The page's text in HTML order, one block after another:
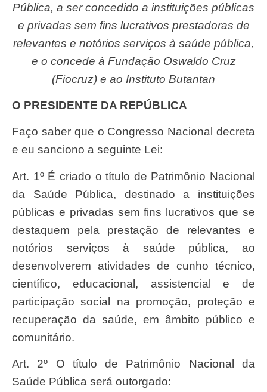
Pública, a ser concedido a instituições públicas
e privadas sem fins lucrativos prestadoras de
relevantes e notórios serviços à saúde pública,
e o concede à Fundação Oswaldo Cruz
(Fiocruz) e ao Instituto Butantan
O PRESIDENTE DA REPÚBLICA
Faço saber que o Congresso Nacional decreta
e eu sanciono a seguinte Lei:
Art. 1º É criado o título de Patrimônio Nacional
da Saúde Pública, destinado a instituições
públicas e privadas sem fins lucrativos que se
destaquem pela prestação de relevantes e
notórios serviços à saúde pública, ao
desenvolverem atividades de cunho técnico,
científico, educacional, assistencial e de
participação social na promoção, proteção e
recuperação da saúde, em âmbito público e
comunitário.
Art. 2º O título de Patrimônio Nacional da
Saúde Pública será outorgado: